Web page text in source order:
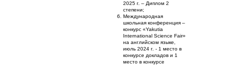
2025 г. – Диплом 2
степени;
Международная
школьная конференция –
конкурс «Yakutia
International Science Fair»
на английском языке,
июль 2024 г. - 1 место в
конкурсе докладов и 1
место в конкурсе